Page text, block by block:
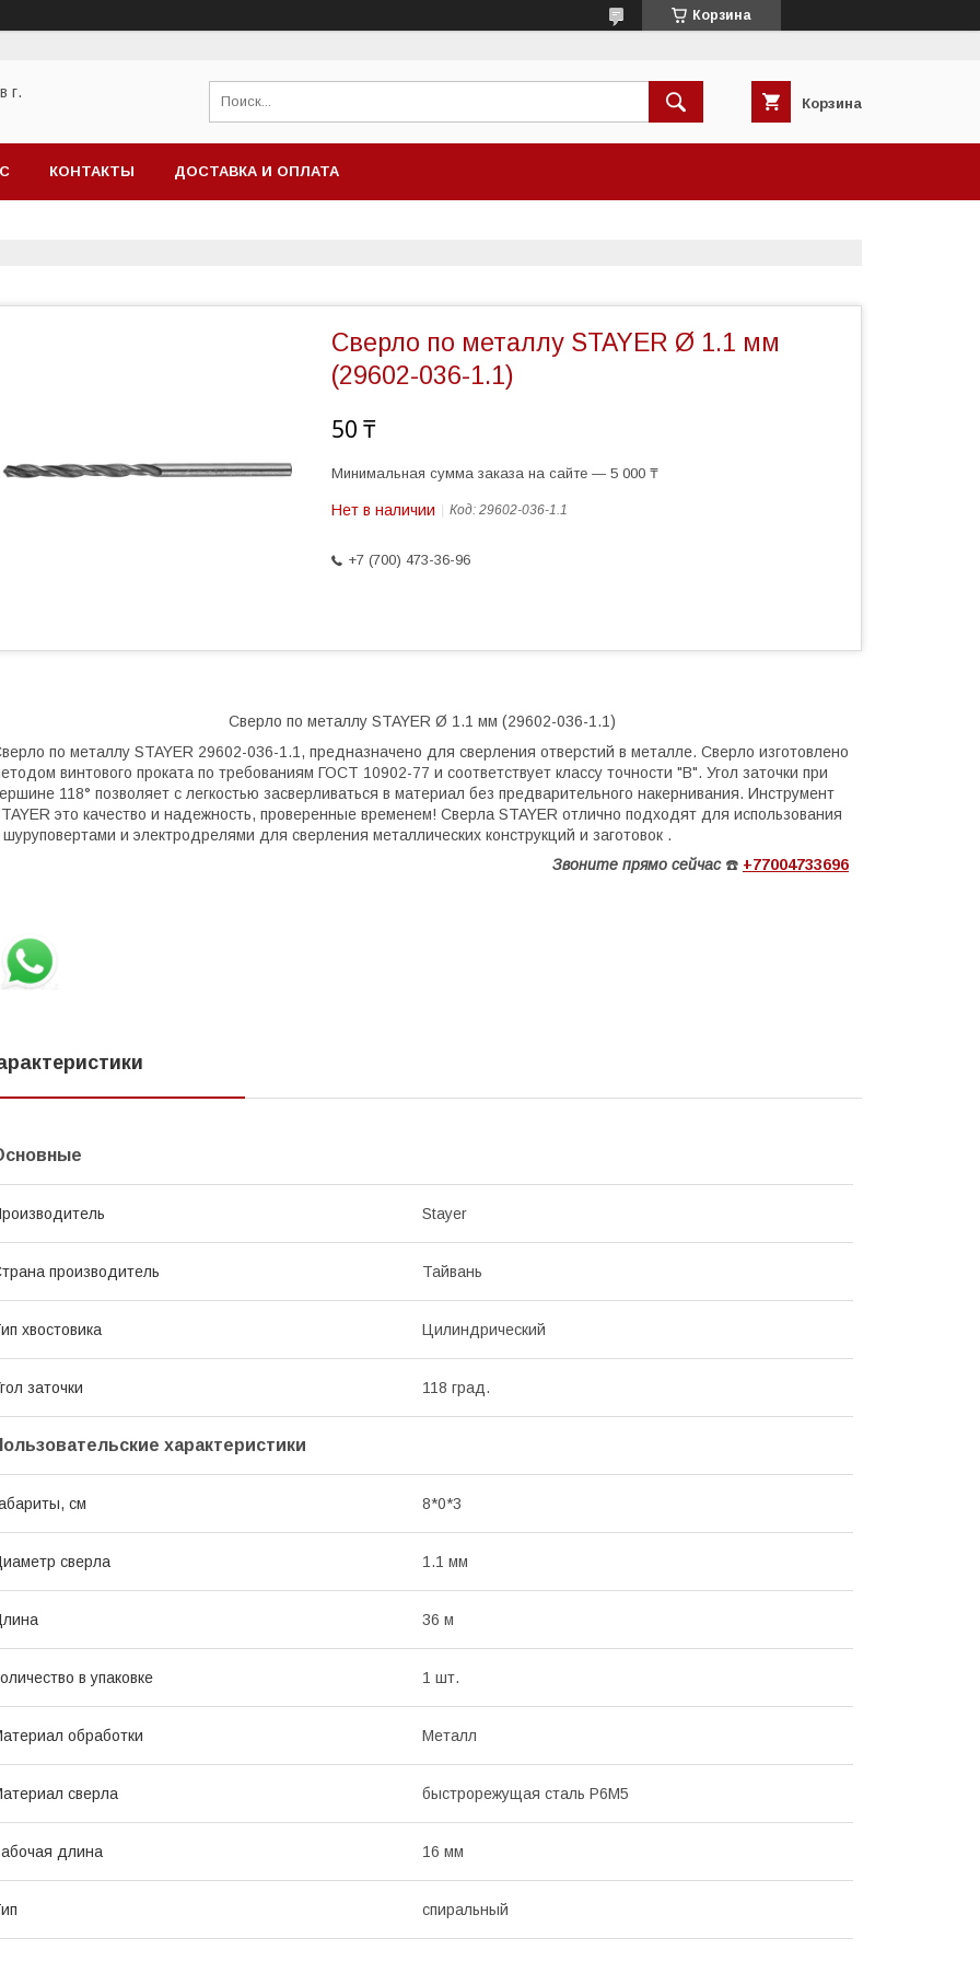
Корзина
г.
Корзина
КОНТАКТЫ ДОСТАВКА И ОПЛАТА
Сверло по металлу STAYER Ø 1.1 мм
(29602-036-1.1)
50 ₸
Минимальная сумма заказа на сайте — 5 000 ₸
Нет в наличии Код: 29602-036-1.1
+7 (700) 473-36-96
Сверло по металлу STAYER Ø 1.1 мм (29602-036-1.1)
по металлу STAYER 29602-036-1.1, предназначено для сверления отверстий в металле. Сверло изготовлено
винтового проката по требованиям ГОСТ 10902-77 и соответствует классу точности "В". Угол заточки при
118° позволяет с легкостью засверливаться в материал без предварительного накернивания. Инструмент
это качество и надежность, проверенные временем! Сверла STAYER отлично подходят для использования
шуруповертами и электродрелями для сверления металлических конструкций и заготовок .
Звоните прямо сейчас ☎️ +77004733696
Stayer
производитель Тайвань
хвостовика Цилиндрический
заточки 118 град.
характеристики
см 8*0*3
сверла 1.1 мм
36 м
в упаковке 1 шт.
обработки Металл
сверла быстрорежущая сталь Р6М5
длина 16 мм
спиральный